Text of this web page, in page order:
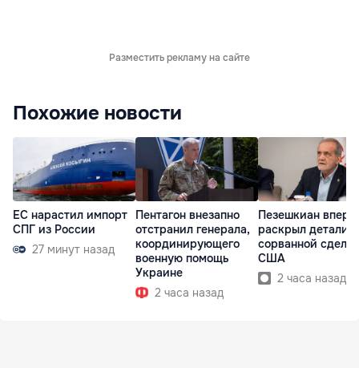
Разместить рекламу на сайте
Похожие новости
ЕС нарастил импорт
СПГ из России
27 минут назад
Пентагон внезапно
отстранил генерала,
координирующего
военную помощь
Украине
2 часа назад
Пезешкиан
раскрыл детали
сорванной
США
2 часа назад